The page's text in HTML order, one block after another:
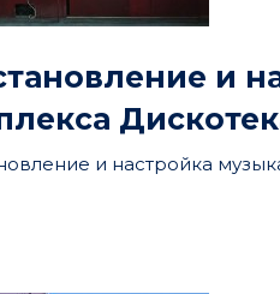
и
и настройка